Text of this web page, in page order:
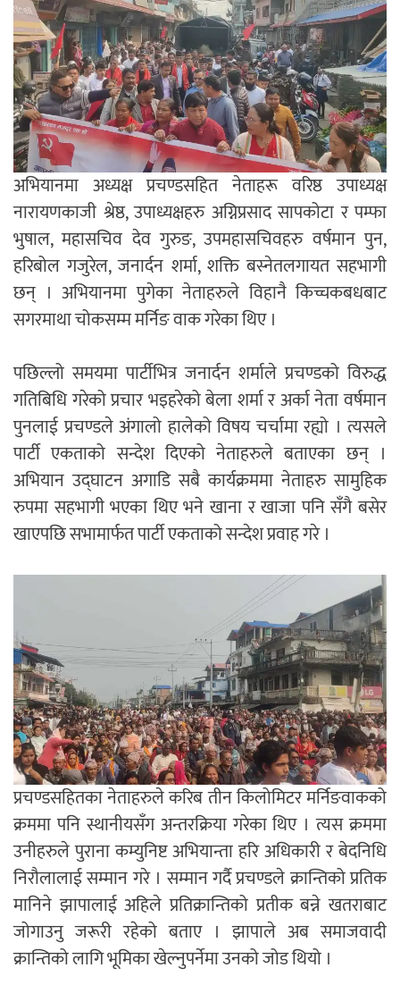
अभियानमा अध्यक्ष प्रचण्डसहित नेताहरू वरिष्ठ उपाध्यक्ष
नारायणकाजी श्रेष्ठ, उपाध्यक्षहरु अग्निप्रसाद सापकोटा र पम्फा
भुषाल, महासचिव देव गुरुङ, उपमहासचिवहरु वर्षमान पुन,
हरिबोल गजुरेल, जनार्दन शर्मा, शक्ति बस्नेतलगायत सहभागी
छन् । अभियानमा पुगेका नेताहरुले विहानै किच्चकबधबाट
सगरमाथा चोकसम्म मर्निङ वाक गरेका थिए ।
पछिल्लो समयमा पार्टीभित्र जनार्दन शर्माले प्रचण्डको विरुद्ध
गतिबिधि गरेको प्रचार भइहरेको बेला शर्मा र अर्का नेता वर्षमान
पुनलाई प्रचण्डले अंगालो हालेको विषय चर्चामा रह्यो । त्यसले
पार्टी एकताको सन्देश दिएको नेताहरुले बताएका छन् ।
अभियान उद्घाटन अगाडि सबै कार्यक्रममा नेताहरु सामुहिक
रुपमा सहभागी भएका थिए भने खाना र खाजा पनि सँगै बसेर
खाएपछि सभामार्फत पार्टी एकताको सन्देश प्रवाह गरे ।
प्रचण्डसहितका नेताहरुले करिब तीन किलोमिटर मर्निङवाकको
क्रममा पनि स्थानीयसँग अन्तरक्रिया गरेका थिए । त्यस क्रममा
उनीहरुले पुराना कम्युनिष्ट अभियान्ता हरि अधिकारी र बेदनिधि
निरौलालाई सम्मान गरे । सम्मान गर्दै प्रचण्डले क्रान्तिको प्रतिक
मानिने झापालाई अहिले प्रतिक्रान्तिको प्रतीक बन्ने खतराबाट
जोगाउनु जरूरी रहेको बताए । झापाले अब समाजवादी
क्रान्तिको लागि भूमिका खेल्नुपर्नेमा उनको जोड थियो ।